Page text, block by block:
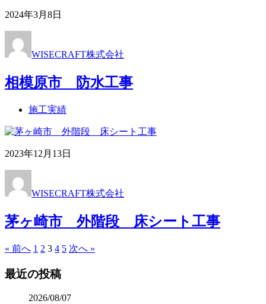
2024年3月8日
WISECRAFT株式会社
相模原市 防水工事
施工実績
2023年12月13日
WISECRAFT株式会社
茅ヶ崎市 外階段 床シート工事
« 前へ 1 2 3 4 5 次へ »
最近の投稿
2026/08/07